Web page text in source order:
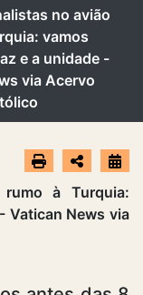
no avião
vamos
e a unidade -
via Acervo